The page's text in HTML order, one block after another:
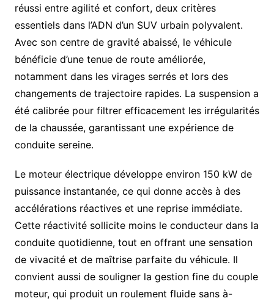
réussi entre agilité et confort, deux critères
essentiels dans l’ADN d’un SUV urbain polyvalent.
Avec son centre de gravité abaissé, le véhicule
bénéficie d’une tenue de route améliorée,
notamment dans les virages serrés et lors des
changements de trajectoire rapides. La suspension a
été calibrée pour filtrer efficacement les irrégularités
de la chaussée, garantissant une expérience de
conduite sereine.
Le moteur électrique développe environ 150 kW de
puissance instantanée, ce qui donne accès à des
accélérations réactives et une reprise immédiate.
Cette réactivité sollicite moins le conducteur dans la
conduite quotidienne, tout en offrant une sensation
de vivacité et de maîtrise parfaite du véhicule. Il
convient aussi de souligner la gestion fine du couple
moteur, qui produit un roulement fluide sans à-